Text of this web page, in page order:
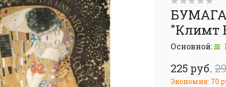
"Климт
Основной:
225 руб.
Экономия: 70